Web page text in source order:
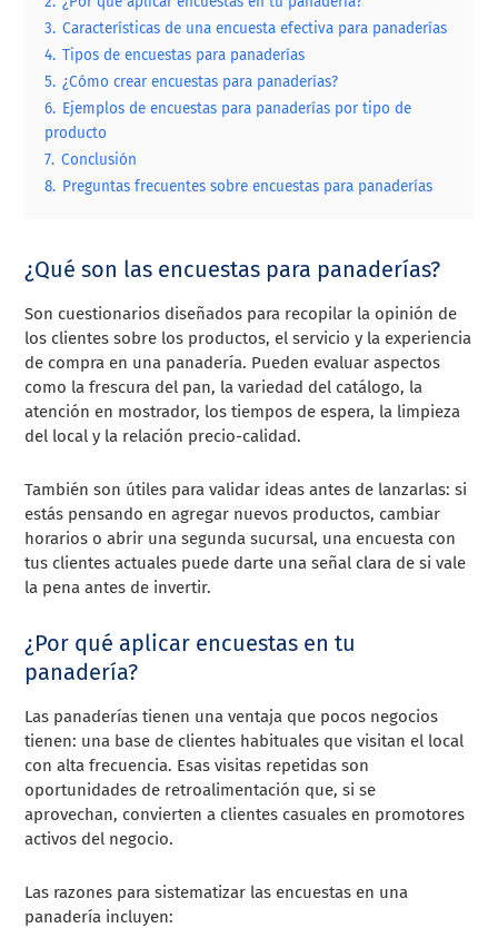
3. Características de una encuesta efectiva para panaderías
4. Tipos de encuestas para panaderías
5. ¿Cómo crear encuestas para panaderías?
6. Ejemplos de encuestas para panaderías por tipo de
producto
7. Conclusión
8. Preguntas frecuentes sobre encuestas para panaderías
¿Qué son las encuestas para panaderías?
Son cuestionarios diseñados para recopilar la opinión de
los clientes sobre los productos, el servicio y la experiencia
de compra en una panadería. Pueden evaluar aspectos
como la frescura del pan, la variedad del catálogo, la
atención en mostrador, los tiempos de espera, la limpieza
del local y la relación precio-calidad.
También son útiles para validar ideas antes de lanzarlas: si
estás pensando en agregar nuevos productos, cambiar
horarios o abrir una segunda sucursal, una encuesta con
tus clientes actuales puede darte una señal clara de si vale
la pena antes de invertir.
¿Por qué aplicar encuestas en tu
panadería?
Las panaderías tienen una ventaja que pocos negocios
tienen: una base de clientes habituales que visitan el local
con alta frecuencia. Esas visitas repetidas son
oportunidades de retroalimentación que, si se
aprovechan, convierten a clientes casuales en promotores
activos del negocio.
Las razones para sistematizar las encuestas en una
panadería incluyen: